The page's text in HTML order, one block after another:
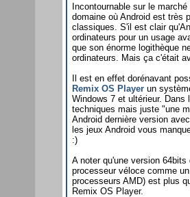
Incontournable sur le
domaine où Android est très
classiques. S'il est clair
ordinateurs pour un usage
que son énorme logithèque
ordinateurs. Mais ça c'était
Il est en effet dorénavant
Remix OS Player un
Windows 7 et ultérieur.
techniques mais juste "une
Android dernière version
les jeux Android vous
:)
A noter qu'une version
processeur véloce comme
processeurs AMD) est plus
Remix OS Player.